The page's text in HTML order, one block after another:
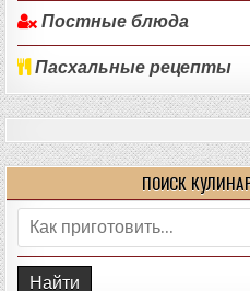
Постные блюда
Пасхальные рецепты
ПОИСК
Поиск: